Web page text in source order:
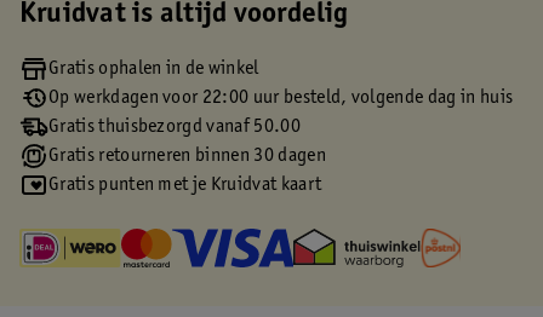
Kruidvat is altijd voordelig
Gratis ophalen in de winkel
Op werkdagen voor 22:00 uur besteld, volgende dag in huis
Gratis thuisbezorgd vanaf 50.00
Gratis retourneren binnen 30 dagen
Gratis punten met je Kruidvat kaart